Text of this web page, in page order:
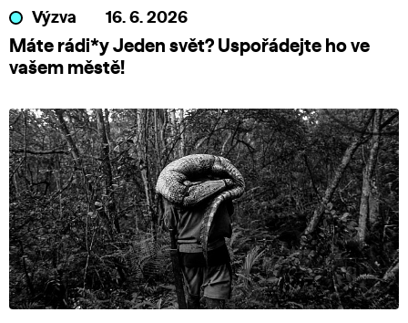
Výzva 16. 6. 2026
Máte rádi*y Jeden svět? Uspořádejte ho ve
vašem městě!